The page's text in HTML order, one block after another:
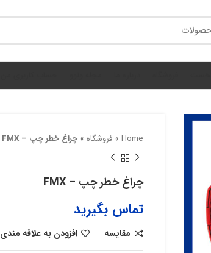
Home
»فروشگاه »چراغ خطر چپ – FMX
چراغ خطر چپ – FMX
تماس بگیرید
مقایسه افزودن به علاقه مندی